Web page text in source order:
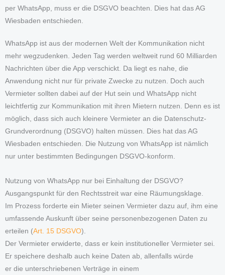
per WhatsApp, muss er die DSGVO beachten. Dies hat das AG
Wiesbaden entschieden.
WhatsApp ist aus der modernen Welt der Kommunikation nicht
mehr wegzudenken. Jeden Tag werden weltweit rund 60 Milliarden
Nachrichten über die App verschickt. Da liegt es nahe, die
Anwendung nicht nur für private Zwecke zu nutzen. Doch auch
Vermieter sollten dabei auf der Hut sein und WhatsApp nicht
leichtfertig zur Kommunikation mit ihren Mietern nutzen. Denn es ist
möglich, dass sich auch kleinere Vermieter an die Datenschutz-
Grundverordnung (DSGVO) halten müssen. Dies hat das AG
Wiesbaden entschieden. Die Nutzung von WhatsApp ist nämlich
nur unter bestimmten Bedingungen DSGVO-konform.
Nutzung von WhatsApp nur bei Einhaltung der DSGVO?
Ausgangspunkt für den Rechtsstreit war eine Räumungsklage.
Im Prozess forderte ein Mieter seinen Vermieter dazu auf, ihm eine
umfassende Auskunft über seine personenbezogenen Daten zu
erteilen (Art. 15 DSGVO).
Der Vermieter erwiderte, dass er kein institutioneller Vermieter sei.
Er speichere deshalb auch keine Daten ab, allenfalls würde
er die unterschriebenen Verträge in einem